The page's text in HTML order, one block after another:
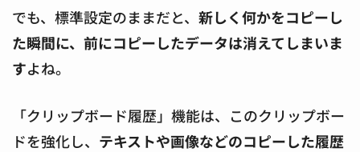
でも、標準設定のままだと、 新しく何かをコピーし
た瞬間に、前にコピーしたデータは消えてしまいま
すよね。
「クリップボード履歴」機能は、このクリップボー
ドを強化し、 テキストや画像などのコピーした履歴